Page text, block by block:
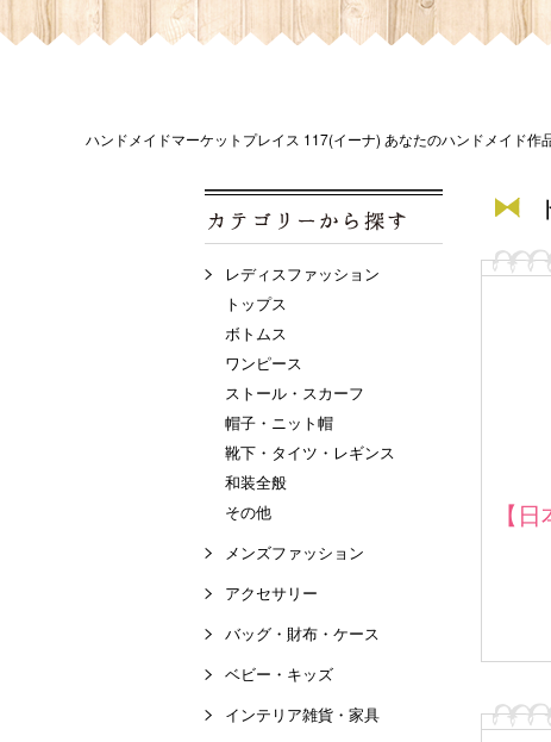
ハンドメイドマーケットプレイス 117(イーナ) あなたのハンドメイド作
レディスファッション
トップス
ボトムス
ワンピース
ストール・スカーフ
帽子・ニット帽
靴下・タイツ・レギンス
和装全般
その他
メンズファッション
アクセサリー
バッグ・財布・ケース
ベビー・キッズ
インテリア雑貨・家具
【